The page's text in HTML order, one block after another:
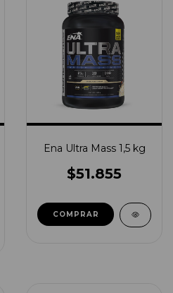
Ena Ultra Mass 1,5 kg
$51.855
COMPRAR